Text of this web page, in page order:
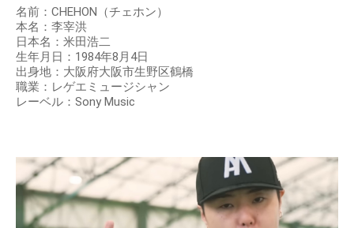
名前：CHEHON（チェホン）
本名：李宰洪
日本名：米田浩二
生年月日：1984年8月4日
出身地：大阪府大阪市生野区鶴橋
職業：レゲエミュージシャン
レーベル：Sony Music